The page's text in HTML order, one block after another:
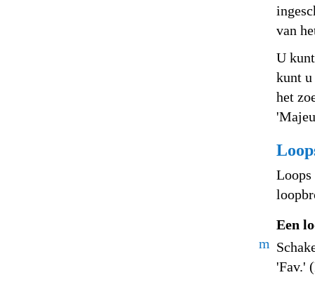
van
U
kunt
het
Loops
Een
m
'Fav.'